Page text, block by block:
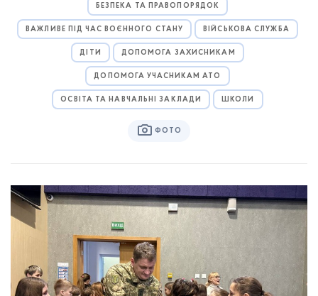
БЕЗПЕКА ТА ПРАВОПОРЯДОК
ВАЖЛИВЕ ПІД ЧАС ВОЄННОГО СТАНУ ВІЙСЬКОВА СЛУЖБА
ДІТИ ДОПОМОГА ЗАХИСНИКАМ
ДОПОМОГА УЧАСНИКАМ АТО
ОСВІТА ТА НАВЧАЛЬНІ ЗАКЛАДИ ШКОЛИ
ФОТО